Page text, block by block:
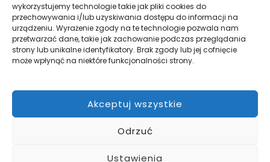
wykorzystujemy technologie takie jak pliki cookies do
przechowywania i/lub uzyskiwania dostępu do informacji na
urządzeniu. Wyrażenie zgody na te technologie pozwala nam
przetwarzać dane, takie jak zachowanie podczas przeglądania
strony lub unikalne identyfikatory. Brak zgody lub jej cofnięcie
może wpłynąć na niektóre funkcjonalności strony.
Akceptuj wszystkie
Odrzuć
Ustawienia
Kontakt
Galeria
Regulamin
Polityka prywatności
DOBRE OGRODZENIA
Zabezpiecz swój teren z firmą WILK Ogrodzenia Paulina Wilk.
Pomożemy przy projekcie, a później go zrealizujemy.